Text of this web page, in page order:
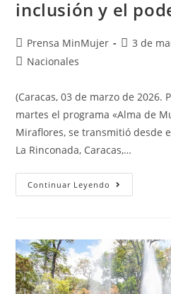
inclusión y el
Prensa MinMujer
3 de
Nacionales
(Caracas, 03 de marzo de 2026.
martes el programa «Alma de
Miraflores, se transmitió desde
La Rinconada, Caracas,…
Continuar Leyendo